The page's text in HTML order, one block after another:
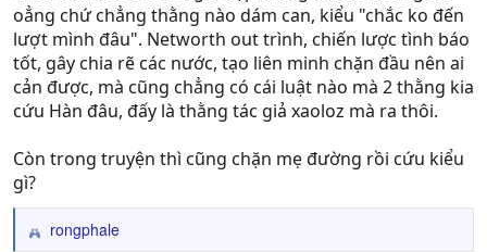
oẳng chứ chẳng thằng nào dám can, kiểu "chắc ko đến
lượt mình đâu". Networth out trình, chiến lược tình báo
tốt, gây chia rẽ các nước, tạo liên minh chặn đầu nên ai
cản được, mà cũng chẳng có cái luật nào mà 2 thằng kia
cứu Hàn đâu, đấy là thằng tác giả xaoloz mà ra thôi.
Còn trong truyện thì cũng chặn mẹ đường rồi cứu kiểu
gì?
R
rongphale